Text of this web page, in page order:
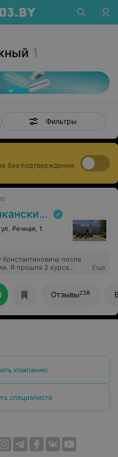
1
Фильтры
без подтверждения
экспертизы и реабилитаци»
Речная, 1
после
Я прошла 2 курса
сделала блокаду(
была)-становилось
могла от боли в
После первого
2 месяца смогла сесть
не просто
причину и устраняет.
слова благодарности
отношение!
Еще
Отзывы238
компанию
специалиста